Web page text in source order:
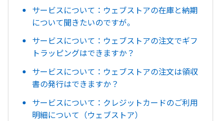
サービスについて：ウェブストアの在庫と納期
について聞きたいのですが。
サービスについて：ウェブストアの注文でギフ
トラッピングはできますか？
サービスについて：ウェブストアの注文は領収
書の発行はできますか？
サービスについて：クレジットカードのご利用
明細について（ウェブストア）